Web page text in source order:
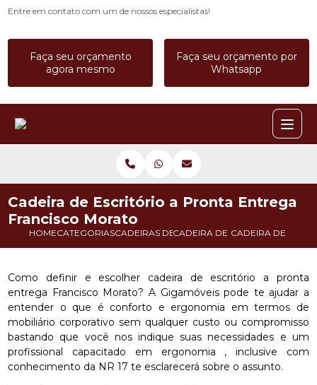
Entre em contato com um de nossos especialistas!
Faça seu orçamento
agora mesmo
Faça seu orçamento por
Whatsapp
HOMECATEGORIASCADEIRAS DE ESCRITORIOCADEIRA DE ESCRITORIO
CADEIRA DE
Cadeira de Escritório a Pronta Entrega
Francisco Morato
Como definir e escolher cadeira de escritório a pronta
entrega Francisco Morato? A Gigamóveis pode te ajudar a
entender o que é conforto e ergonomia em termos de
mobiliário corporativo sem qualquer custo ou compromisso
bastando que você nos indique suas necessidades e um
profissional capacitado em ergonomia , inclusive com
conhecimento da NR 17 te esclarecerá sobre o assunto.